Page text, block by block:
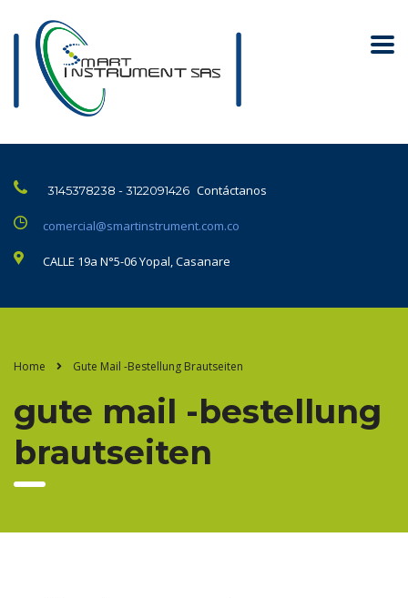
3145378238 - 3122091426 Contáctanos
comercial@smartinstrument.com.co
CALLE 19a N°5-06 Yopal, Casanare
Home Gute Mail -Bestellung Brautseiten
gute mail -bestellung
brautseiten